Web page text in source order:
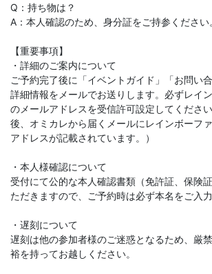
Q：持ち物は？
A：本人確認のため、身分証をご持参ください
【重要事項】
・詳細のご案内について
ご予約完了後に「イベントガイド」「お問い
詳細情報をメールでお送りします。必ずレイ
のメールアドレスを受信許可設定してくださ
後、オミカレから届くメールにレインボーフ
アドレスが記載されています。）
・本人様確認について
受付にて公的な本人確認書類（免許証、保険
ただきますので、ご予約時は必ず本名をご入力
・遅刻について
遅刻は他の参加者様のご迷惑となるため、厳
裕を持ってお越しください。